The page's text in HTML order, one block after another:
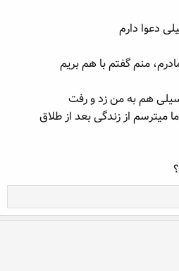
دعوا دارم
منم گفتم با هم بریم
هم به من زد و رفت
میترسم از زندگی بعد از طلاق